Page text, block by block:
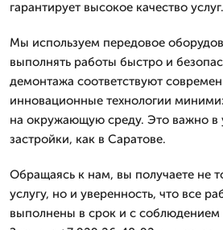
гарантирует высокое качество услуг.
Мы используем передовое
выполнять работы быстро и
демонтажа соответствуют
инновационные технологии
на окружающую среду. Это важно в
застройки, как в Саратове.
Обращаясь к нам, вы получаете не
услугу, но и уверенность, что все
выполнены в срок и с соблюдением